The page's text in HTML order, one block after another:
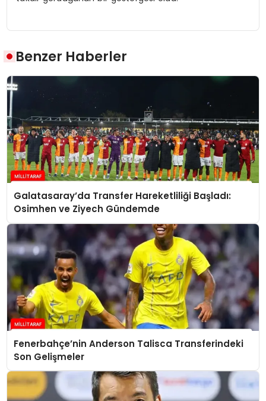
Benzer Haberler
Galatasaray’da Transfer Hareketliliği Başladı:
Osimhen ve Ziyech Gündemde
Fenerbahçe’nin Anderson Talisca Transferindeki
Son Gelişmeler